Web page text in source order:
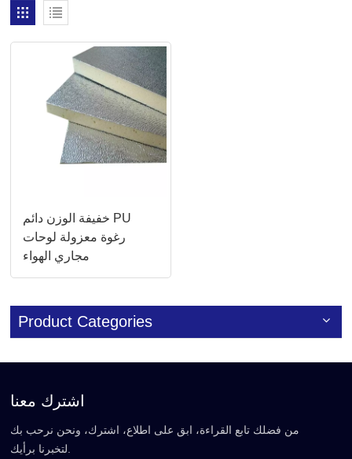
خفيفة الوزن دائم PU
رغوة معزولة لوحات
مجاري الهواء
Product Categories
اشترك معنا
من فضلك تابع القراءة، ابق على اطلاع، اشترك، ونحن نرحب بك
لتخبرنا برأيك.